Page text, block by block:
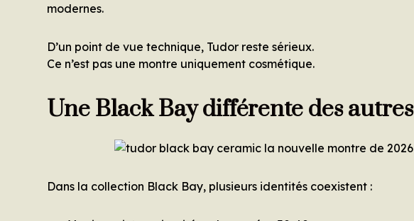
modernes.
D’un point de vue technique, Tudor reste sérieux.
Ce n’est pas une montre uniquement cosmétique.
Une Black Bay différente des autres
Dans la collection Black Bay, plusieurs identités coexistent :